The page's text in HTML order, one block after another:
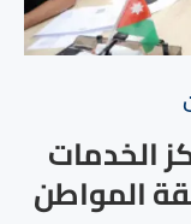
الخدمات
المواطن